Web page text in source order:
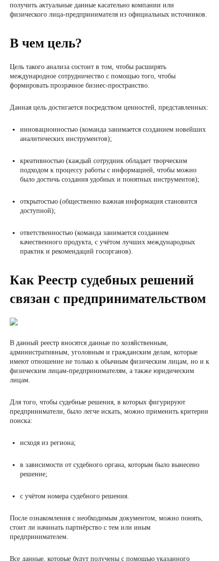
получить актуальные данные касательно компании или
физического лица-предпринимателя из официальных источников.
В чем цель?
Цель такого анализа состоит в том, чтобы расширять
международное сотрудничество с помощью того, чтобы
формировать прозрачное бизнес-пространство.
Данная цель достигается посредством ценностей, представленных:
инновационностью (команда занимается созданием новейших
аналитических инструментов);
креативностью (каждый сотрудник обладает творческим
подходом к процессу работы с информацией, чтобы можно
было достичь создания удобных и понятных инструментов);
открытостью (общественно важная информация становится
доступной);
ответственностью (команда занимается созданием
качественного продукта, с учётом лучших международных
практик и рекомендаций госорганов).
Как Реестр судебных решений
связан с предпринимательством
В данный реестр вносятся данные по хозяйственным,
административным, уголовным и гражданским делам, которые
имеют отношение не только к обычным физическим лицам, но и к
физическим лицам-предпринимателям, а также юридическим
лицам.
Для того, чтобы судебные решения, в которых фигурируют
предприниматели, было легче искать, можно применить критерии
поиска:
исходя из региона;
в зависимости от судебного органа, которым было вынесено
решение;
с учётом номера судебного решения.
После ознакомления с необходимым документом, можно понять,
стоит ли начинать партнёрство с тем или иным
предпринимателем.
Все данные, которые будут получены с помощью указанного